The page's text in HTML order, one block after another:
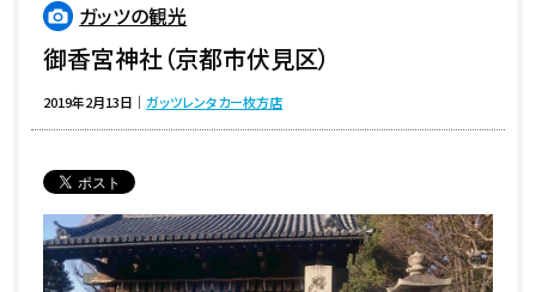
ガッツの観光
御香宮神社（京都市伏見区）
2019年2月13日 ｜ガッツレンタカー枚方店